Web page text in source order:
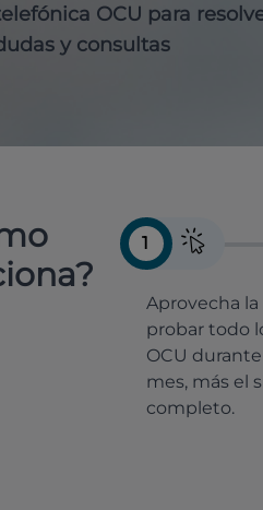
OCU para
y consultas
1
Aprovecha la
probar todo
OCU
mes, más el
completo.